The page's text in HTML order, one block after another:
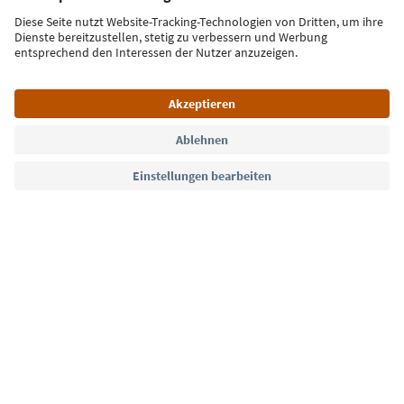
Jetzt anmelden